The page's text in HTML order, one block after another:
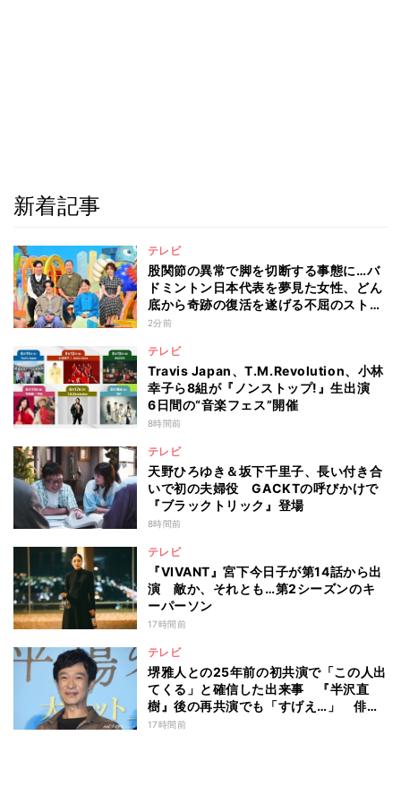
新着記事
テレビ
股関節の異常で脚を切断する事態に…バ
ドミントン日本代表を夢見た女性、どん
底から奇跡の復活を遂げる不屈のストー
リー『仰天』が再現
2分前
テレビ
Travis Japan、T.M.Revolution、小林
幸子ら8組が『ノンストップ!』生出演
6日間の“音楽フェス”開催
8時間前
テレビ
天野ひろゆき＆坂下千里子、長い付き合
いで初の夫婦役 GACKTの呼びかけで
『ブラックトリック』登場
8時間前
テレビ
『VIVANT』宮下今日子が第14話から出
演 敵か、それとも…第2シーズンのキ
ーパーソン
17時間前
テレビ
堺雅人との25年前の初共演で「この人出
てくる」と確信した出来事 『半沢直
樹』後の再共演でも「すげえ…」 俳優
としての“初体験”を阿部寛が告白
17時間前